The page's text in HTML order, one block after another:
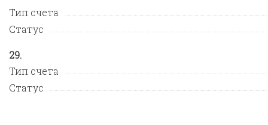
Тип счета
Статус
Тип счета
Статус